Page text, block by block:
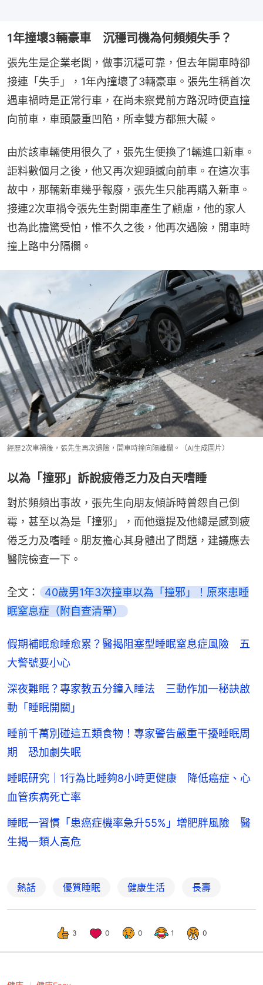
1年撞壞3輛豪車 沉穩司機為何頻頻失手？
張先生是企業老闆，做事沉穩可靠，但去年開車時卻
接連「失手」，1年內撞壞了3輛豪車。張先生稱首次
遇車禍時是正常行車，在尚未察覺前方路況時便直撞
向前車，車頭嚴重凹陷，所幸雙方都無大礙。
由於該車輛使用很久了，張先生便換了1輛進口新車。
詎料數個月之後，他又再次迎頭撼向前車。在這次事
故中，那輛新車幾乎報廢，張先生只能再購入新車。
接連2次車禍令張先生對開車產生了顧慮，他的家人
也為此擔驚受怕，惟不久之後，他再次遇險，開車時
撞上路中分隔欄。
經歷2次車禍後，張先生再次遇險，開車時撞向隔離欄。（AI生成圖片）
以為「撞邪」訴說疲倦乏力及白天嗜睡
對於頻頻出事故，張先生向朋友傾訴時曾怨自己倒
霉，甚至以為是「撞邪」，而他還提及他總是感到疲
倦乏力及嗜睡。朋友擔心其身體出了問題，建議應去
醫院檢查一下。
全文：
40歲男1年3次撞車以為「撞邪」！原來患睡
眠窒息症（附自查清單）
假期補眠愈睡愈累？醫揭阻塞型睡眠窒息症風險 五
大警號要小心
深夜難眠？專家教五分鐘入睡法 三動作加一秘訣啟
動「睡眠開關」
睡前千萬別碰這五類食物！專家警告嚴重干擾睡眠周
期 恐加劇失眠
睡眠研究｜1行為比睡夠8小時更健康 降低癌症、心
血管疾病死亡率
睡眠一習慣「患癌症機率急升55%」增肥胖風險 醫
生揭一類人高危
熱話 優質睡眠 健康生活 長壽
3 0 0 1 0